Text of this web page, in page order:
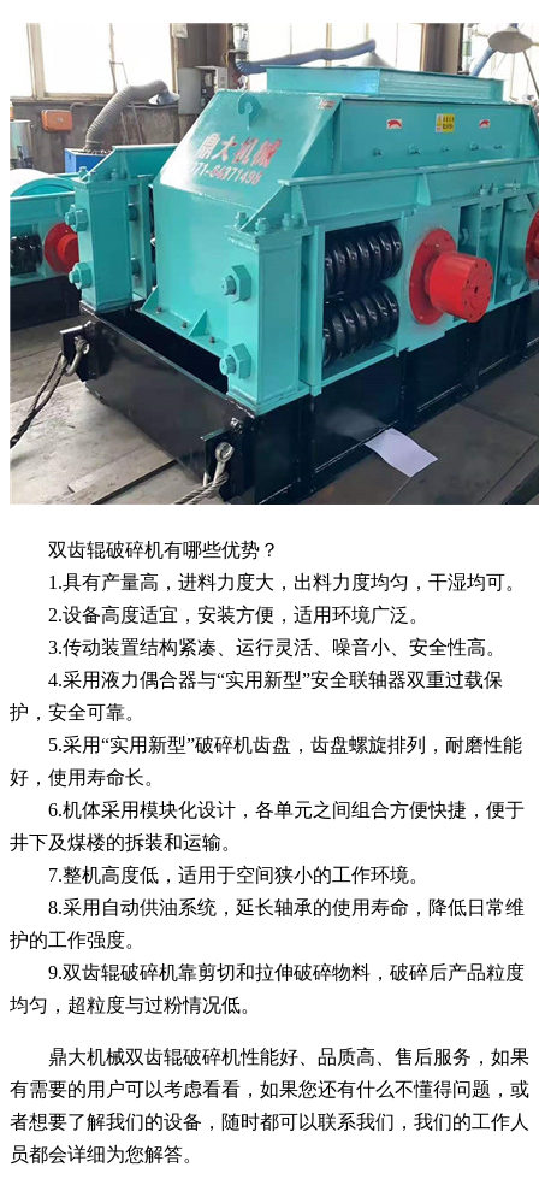
双齿辊破碎机有哪些优势？
1.具有产量高，进料力度大，出料力度均匀，干湿均可。
2.设备高度适宜，安装方便，适用环境广泛。
3.传动装置结构紧凑、运行灵活、噪音小、安全性高。
4.采用液力偶合器与“实用新型”安全联轴器双重过载保
护，安全可靠。
5.采用“实用新型”破碎机齿盘，齿盘螺旋排列，耐磨性能
好，使用寿命长。
6.机体采用模块化设计，各单元之间组合方便快捷，便于
井下及煤楼的拆装和运输。
7.整机高度低，适用于空间狭小的工作环境。
8.采用自动供油系统，延长轴承的使用寿命，降低日常维
护的工作强度。
9.双齿辊破碎机靠剪切和拉伸破碎物料，破碎后产品粒度
均匀，超粒度与过粉情况低。
鼎大机械双齿辊破碎机性能好、品质高、售后服务，如果
有需要的用户可以考虑看看，如果您还有什么不懂得问题，或
者想要了解我们的设备，随时都可以联系我们，我们的工作人
员都会详细为您解答。